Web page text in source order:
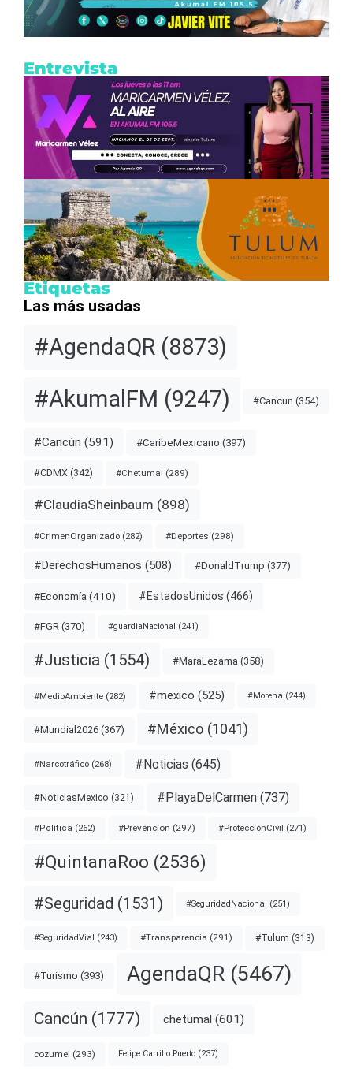
Entrevista
Etiquetas
Las más usadas
#AgendaQR (8873)
#AkumalFM (9247) #Cancun (354)
#Cancún (591) #CaribeMexicano (397)
#CDMX (342) #Chetumal (289)
#ClaudiaSheinbaum (898)
#CrimenOrganizado (282) #Deportes (298)
#DerechosHumanos (508) #DonaldTrump (377)
#Economía (410) #EstadosUnidos (466)
#FGR (370) #guardiaNacional (241)
#Justicia (1554) #MaraLezama (358)
#MedioAmbiente (282) #mexico (525) #Morena (244)
#Mundial2026 (367) #México (1041)
#Narcotráfico (268) #Noticias (645)
#NoticiasMexico (321) #PlayaDelCarmen (737)
#Política (262) #Prevención (297) #ProtecciónCivil (271)
#QuintanaRoo (2536)
#Seguridad (1531) #SeguridadNacional (251)
#SeguridadVial (243) #Transparencia (291) #Tulum (313)
#Turismo (393) AgendaQR (5467)
Cancún (1777) chetumal (601)
cozumel (293) Felipe Carrillo Puerto (237)